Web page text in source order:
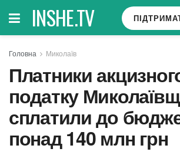
INSHE.TV
Головна Миколаїв
Платники
податку
сплатили до
понад 140 млн грн